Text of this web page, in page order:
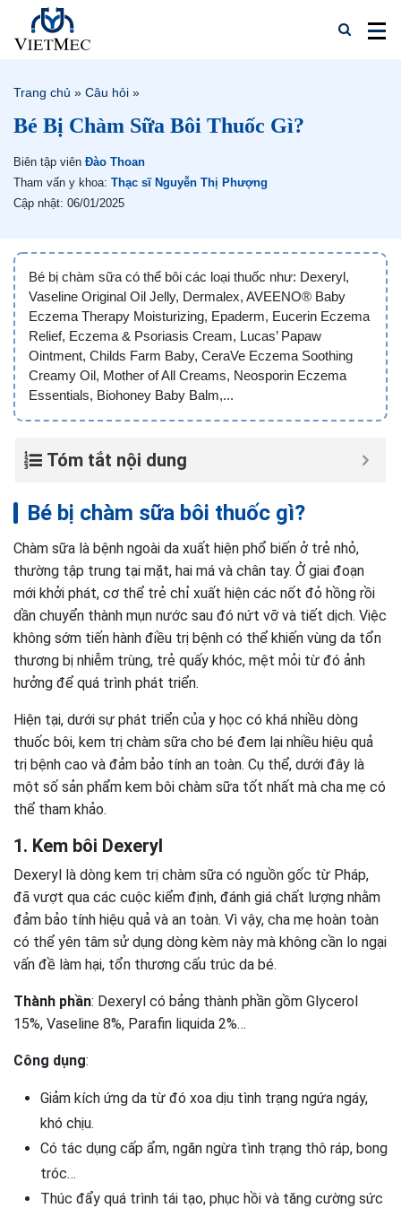
Trang chủ » Câu hỏi »
Bé Bị Chàm Sữa Bôi Thuốc Gì?
Biên tập viên Đào Thoan
Tham vấn y khoa: Thạc sĩ Nguyễn Thị Phượng
Cập nhật: 06/01/2025
Bé bị chàm sữa có thể bôi các loại thuốc như: Dexeryl,
Vaseline Original Oil Jelly, Dermalex, AVEENO® Baby
Eczema Therapy Moisturizing, Epaderm, Eucerin Eczema
Relief, Eczema & Psoriasis Cream, Lucas’ Papaw
Ointment, Childs Farm Baby, CeraVe Eczema Soothing
Creamy Oil, Mother of All Creams, Neosporin Eczema
Essentials, Biohoney Baby Balm,...
Tóm tắt nội dung
Bé bị chàm sữa bôi thuốc gì?
Chàm sữa là bệnh ngoài da xuất hiện phổ biến ở trẻ nhỏ,
thường tập trung tại mặt, hai má và chân tay. Ở giai đoạn
mới khởi phát, cơ thể trẻ chỉ xuất hiện các nốt đỏ hồng rồi
dần chuyển thành mụn nước sau đó nứt vỡ và tiết dịch. Việc
không sớm tiến hành điều trị bệnh có thể khiến vùng da tổn
thương bị nhiễm trùng, trẻ quấy khóc, mệt mỏi từ đó ảnh
hưởng để quá trình phát triển.
Hiện tại, dưới sự phát triển của y học có khá nhiều dòng
thuốc bôi, kem trị chàm sữa cho bé đem lại nhiều hiệu quả
trị bệnh cao và đảm bảo tính an toàn. Cụ thể, dưới đây là
một số sản phẩm kem bôi chàm sữa tốt nhất mà cha mẹ có
thể tham khảo.
1. Kem bôi Dexeryl
Dexeryl là dòng kem trị chàm sữa có nguồn gốc từ Pháp,
đã vượt qua các cuộc kiểm định, đánh giá chất lượng nhằm
đảm bảo tính hiệu quả và an toàn. Vì vậy, cha mẹ hoàn toàn
có thể yên tâm sử dụng dòng kèm này mà không cần lo ngại
vấn đề làm hại, tổn thương cấu trúc da bé.
Thành phần: Dexeryl có bảng thành phần gồm Glycerol
15%, Vaseline 8%, Parafin liquida 2%…
Công dụng:
Giảm kích ứng da từ đó xoa dịu tình trạng ngứa ngáy,
khó chịu.
Có tác dụng cấp ẩm, ngăn ngừa tình trạng thô ráp, bong
tróc…
Thúc đẩy quá trình tái tạo, phục hồi và tăng cường sức